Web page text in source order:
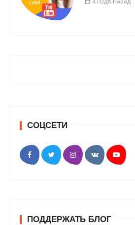
4 ГОДА НАЗАД
СОЦСЕТИ
ПОДДЕРЖАТЬ БЛОГ